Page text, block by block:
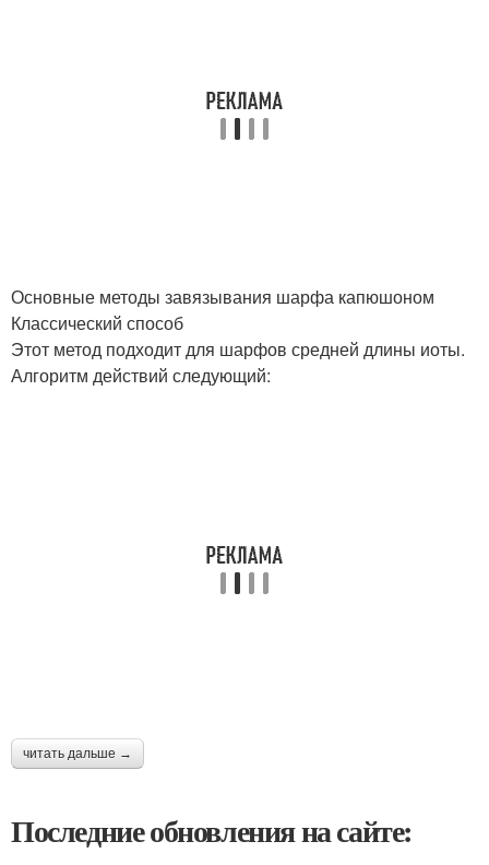
Основные методы завязывания шарфа капюшоном
Классический способ
Этот метод подходит для шарфов средней длины иоты.
Алгоритм действий следующий:
читать дальше →
Последние обновления на сайте: